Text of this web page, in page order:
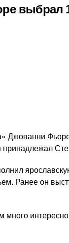
выбрал
Джованни Фьоре
Ранее он
много